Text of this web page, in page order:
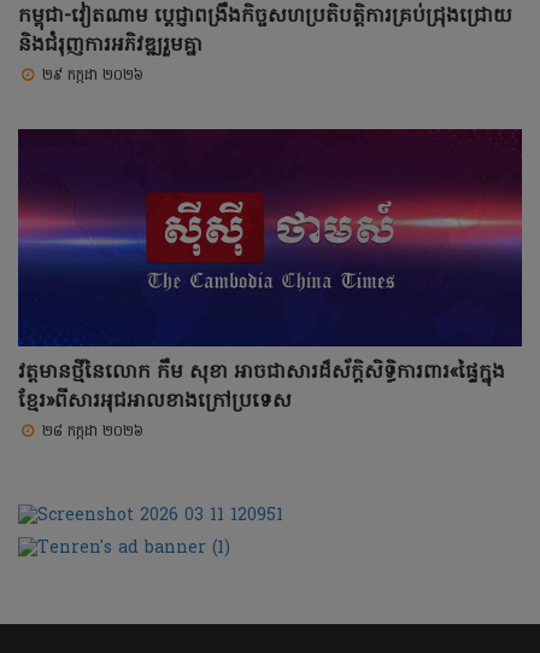
កម្ពុជា-វៀតណាម ប្តេជ្ញាពង្រឹងកិច្ចសហប្រតិបត្តិការគ្រប់ជ្រុងជ្រោយ
និងជំរុញការអភិវឌ្ឍរួមគ្នា
២៩ កក្កដា ២០២៦
វត្តមានថ្មីនៃលោក កឹម សុខា អាចជាសារដ៏ស័ក្តិសិទ្ធិការពារ«ផ្ទៃក្នុង
ខ្មែរ»ពីសារអុជអាលខាងក្រៅប្រទេស
២៨ កក្កដា ២០២៦